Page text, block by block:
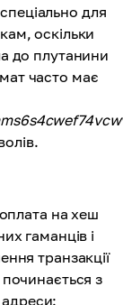
для
оскільки
до плутанини
часто має
на хеш
гаманців і
транзакції
з